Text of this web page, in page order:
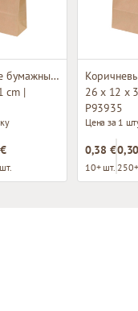
Коричневые бумажные пакеты с плетёными ручками
cm |
26 x 12 x
P93935
Цена за 1
0,38 €
10+ шт.